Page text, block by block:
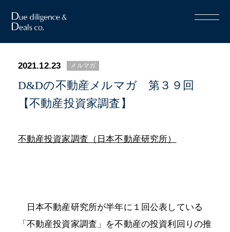
2021.12.23 メルマガ
D&Dの不動産メルマガ 第３９回
【不動産投資家調査】
不動産投資家調査（日本不動産研究所）
日本不動産研究所が半年に１回公表している
「不動産投資家調査」を不動産の投資利回りの推